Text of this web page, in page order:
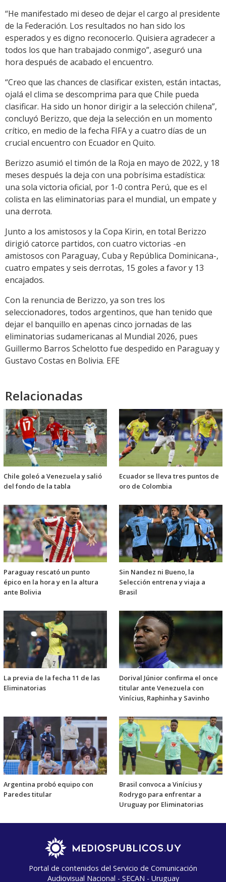
“He manifestado mi deseo de dejar el cargo al presidente
de la Federación. Los resultados no han sido los
esperados y es digno reconocerlo. Quisiera agradecer a
todos los que han trabajado conmigo”, aseguró una
hora después de acabado el encuentro.
“Creo que las chances de clasificar existen, están intactas,
ojalá el clima se descomprima para que Chile pueda
clasificar. Ha sido un honor dirigir a la selección chilena”,
concluyó Berizzo, que deja la selección en un momento
crítico, en medio de la fecha FIFA y a cuatro días de un
crucial encuentro con Ecuador en Quito.
Berizzo asumió el timón de la Roja en mayo de 2022, y 18
meses después la deja con una pobrísima estadística:
una sola victoria oficial, por 1-0 contra Perú, que es el
colista en las eliminatorias para el mundial, un empate y
una derrota.
Junto a los amistosos y la Copa Kirin, en total Berizzo
dirigió catorce partidos, con cuatro victorias -en
amistosos con Paraguay, Cuba y República Dominicana-,
cuatro empates y seis derrotas, 15 goles a favor y 13
encajados.
Con la renuncia de Berizzo, ya son tres los
seleccionadores, todos argentinos, que han tenido que
dejar el banquillo en apenas cinco jornadas de las
eliminatorias sudamericanas al Mundial 2026, pues
Guillermo Barros Schelotto fue despedido en Paraguay y
Gustavo Costas en Bolivia. EFE
Relacionadas
Chile goleó a Venezuela y salió
del fondo de la tabla
Ecuador se lleva tres puntos de
oro de Colombia
Paraguay rescató un punto
épico en la hora y en la altura
ante Bolivia
Sin Nandez ni Bueno, la
Selección entrena y viaja a
Brasil
La previa de la fecha 11 de las
Eliminatorias
Dorival Júnior confirma el once
titular ante Venezuela con
Vinícius, Raphinha y Savinho
Argentina probó equipo con
Paredes titular
Brasil convoca a Vinícius y
Rodrygo para enfrentar a
Uruguay por Eliminatorias
Portal de contenidos del Servicio de Comunicación
Audiovisual Nacional - SECAN - Uruguay